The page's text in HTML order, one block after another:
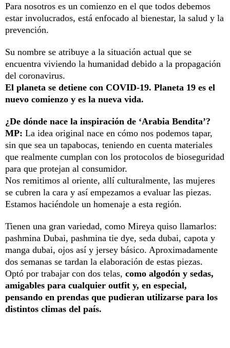
Para nosotros es un comienzo en el que todos debemos
estar involucrados, está enfocado al bienestar, la salud y la
prevención.
Su nombre se atribuye a la situación actual que se
encuentra viviendo la humanidad debido a la propagación
del coronavirus.
El planeta se detiene con COVID-19. Planeta 19 es el
nuevo comienzo y es la nueva vida.
¿De dónde nace la inspiración de ‘Arabia Bendita’?
MP: La idea original nace en cómo nos podemos tapar,
sin que sea un tapabocas, teniendo en cuenta materiales
que realmente cumplan con los protocolos de bioseguridad
para que protejan al consumidor.
Nos remitimos al oriente, allí culturalmente, las mujeres
se cubren la cara y así empezamos a evaluar las piezas.
Estamos haciéndole un homenaje a esta región.
Tienen una gran variedad, como Mireya quiso llamarlos:
pashmina Dubai, pashmina tie dye, seda dubai, capota y
manga dubai, ojos así y jersey básico. Aproximadamente
dos semanas se tardan la elaboración de estas piezas.
Optó por trabajar con dos telas, como algodón y sedas,
amigables para cualquier outfit y, en especial,
pensando en prendas que pudieran utilizarse para los
distintos climas del país.